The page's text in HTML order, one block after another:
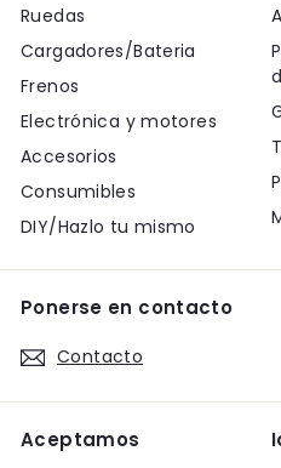
Ruedas
Cargadores/Bateria
Frenos
Electrónica y motores
Accesorios
Consumibles
DIY/Hazlo tu mismo
Ponerse en contacto
Contacto
Aceptamos